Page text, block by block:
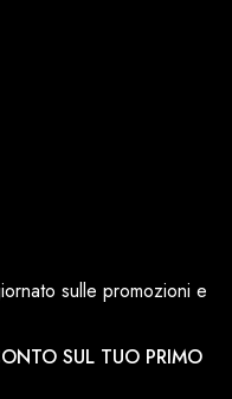
sulle promozioni e
SUL TUO PRIMO